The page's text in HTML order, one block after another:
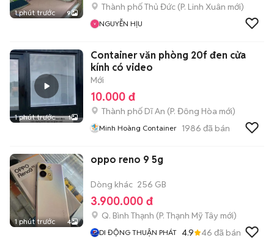
1 phút trước 9
Thành phố Thủ Đức (P. Linh Xuân mới)
NGUYỄN HỊU
1 phút trước 1
Container văn phòng 20f đen cửa
kính có video
Mới
10.000 đ
Thành phố Dĩ An (P. Đông Hòa mới)
Minh Hoàng Container 1986 đã bán
1 phút trước 4
oppo reno 9 5g
Dòng khác 256 GB
3.900.000 đ
Q. Bình Thạnh (P. Thạnh Mỹ Tây mới)
DI ĐỘNG THUẬN PHÁT 4.9 46 đã bán